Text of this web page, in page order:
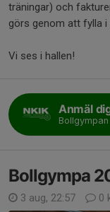
träningar) och
görs genom att fylla
Vi ses i hallen!
Anmäl
Bollgympan
Bollgympa
3 aug, 22:57 0